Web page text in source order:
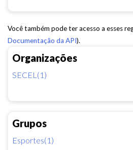
Organizações
SECEL(1)
Grupos
Esportes(1)
Você também pode ter acesso a esses
Documentação da API).